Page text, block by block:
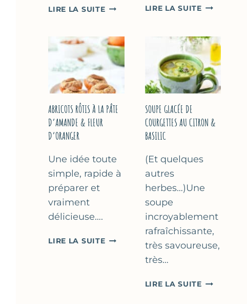
LIRE LA SUITEPOÊLÉE
&
TOMATES
AU
THYM
LIRE LA SUITECAKE
HUILE
D’OLIVE
&
NOISETTES
SUCRÉ
ABRICOTS RÔTIS À LA PÂTE
D’AMANDE & FLEUR
D’ORANGER
Une idée toute
simple, rapide à
préparer et
vraiment
délicieuse….
LIRE LA SUITEABRICOTS
SOUPE GLACÉE DE
COURGETTES AU CITRON &
BASILIC
(Et quelques
autres
herbes…)Une
soupe
incroyablement
rafraîchissante,
très savoureuse,
très…
LIRE LA SUITESOUPE